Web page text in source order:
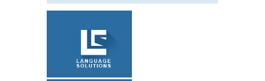
ЗАВЕРЕНИЕ
ДОКУМЕНТОВ